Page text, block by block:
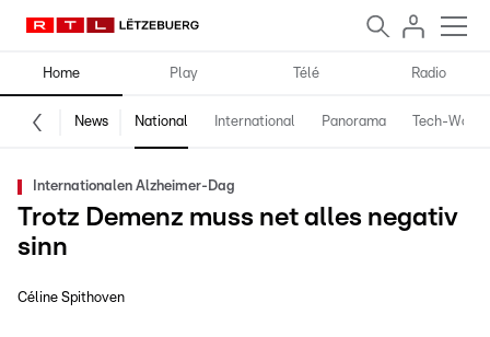
Home Play Télé Radio
News National International Panorama Tech-World
Internationalen Alzheimer-Dag
Trotz Demenz muss net alles negativ
sinn
Céline Spithoven